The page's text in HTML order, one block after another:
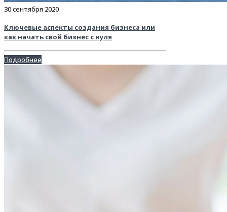
30 сентября 2020
Ключевые аспекты создания бизнеса или
как начать свой бизнес с нуля
Подробнее